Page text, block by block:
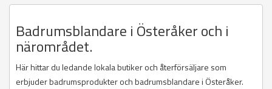
Badrumsblandare i Österåker och i
närområdet.
Här hittar du ledande lokala butiker och återförsäljare som
erbjuder badrumsprodukter och badrumsblandare i Österåker.